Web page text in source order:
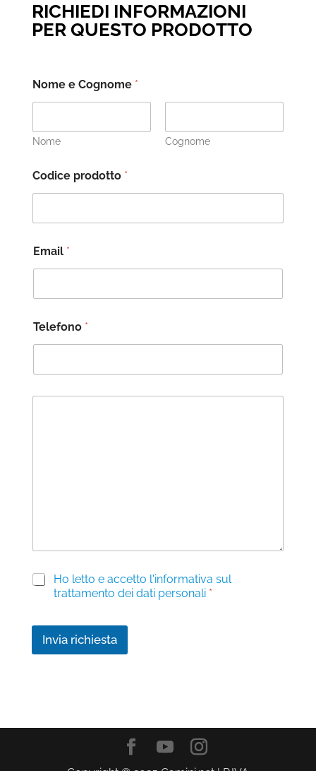
RICHIEDI INFORMAZIONI
PER QUESTO PRODOTTO
Nome e Cognome *
Nome Cognome
Codice prodotto *
Email *
Telefono *
P
y
Ho letto e accetto l'informativa sul
trattamento dei dati personali *
Invia richiesta